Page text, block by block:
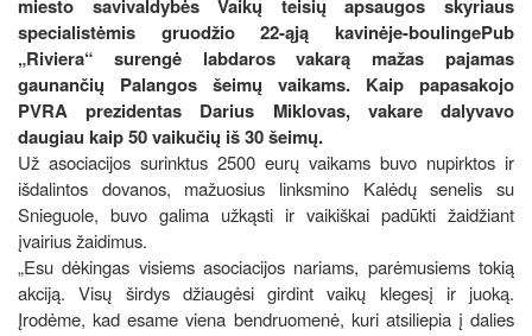
miesto savivaldybės Vaikų teisių apsaugos skyriaus
specialistėmis gruodžio 22-ąją kavinėje-boulingePub
„Riviera“ surengė labdaros vakarą mažas pajamas
gaunančių Palangos šeimų vaikams. Kaip papasakojo
PVRA prezidentas Darius Miklovas, vakare dalyvavo
daugiau kaip 50 vaikučių iš 30 šeimų.
Už asociacijos surinktus 2500 eurų vaikams buvo nupirktos ir
išdalintos dovanos, mažuosius linksmino Kalėdų senelis su
Snieguole, buvo galima užkąsti ir vaikiškai padūkti žaidžiant
įvairius žaidimus.
„Esu dėkingas visiems asociacijos nariams, parėmusiems tokią
akciją. Visų širdys džiaugėsi girdint vaikų klegesį ir juoką.
Įrodėme, kad esame viena bendruomenė, kuri atsiliepia į dalies